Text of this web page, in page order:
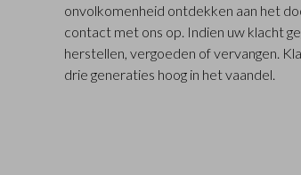
onvolkomenheid ontdekken aan het
contact met ons op. Indien uw klacht
herstellen, vergoeden of vervangen.
drie generaties hoog in het vaandel.